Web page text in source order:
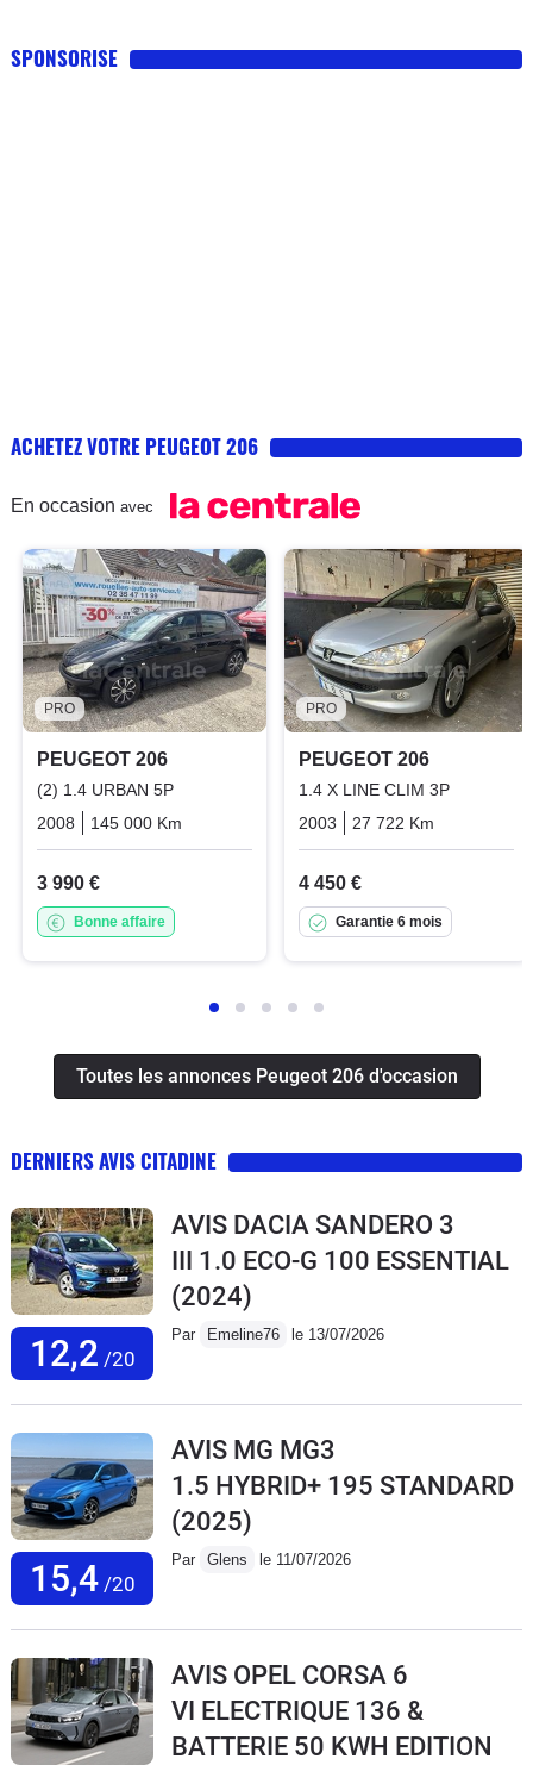
SPONSORISE
ACHETEZ VOTRE PEUGEOT 206
En occasion avec
PRO
PEUGEOT 206
(2) 1.4 URBAN 5P
2008
145 000 Km Essence
3 990 €
Bonne affaire
PRO
PEUGEOT 206
1.4 X LINE CLIM 3P
2003
27 722 Km
4 450 €
Garantie 6 mois
Toutes les annonces Peugeot 206 d'occasion
DERNIERS AVIS CITADINE
12,2 /20
AVIS DACIA SANDERO 3
III 1.0 ECO-G 100 ESSENTIAL
(2024)
Par Emeline76 le 13/07/2026
15,4/20
AVIS MG MG3
1.5 HYBRID+ 195 STANDARD
(2025)
Par Glens le 11/07/2026
AVIS OPEL CORSA 6
VI ELECTRIQUE 136 &
BATTERIE 50 KWH EDITION